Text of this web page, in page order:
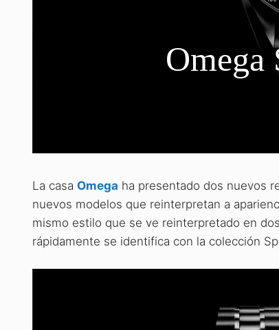
Omega
La casa Omega ha presentado dos nuevos
nuevos modelos que reinterpretan a
mismo estilo que se ve reinterpretado en
rápidamente se identifica con la colección